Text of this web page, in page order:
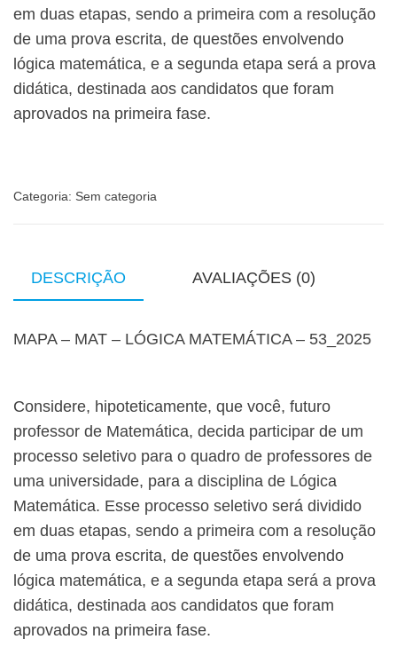
em duas etapas, sendo a primeira com a resolução
de uma prova escrita, de questões envolvendo
lógica matemática, e a segunda etapa será a prova
didática, destinada aos candidatos que foram
aprovados na primeira fase.
Categoria: Sem categoria
DESCRIÇÃO AVALIAÇÕES (0)
MAPA – MAT – LÓGICA MATEMÁTICA – 53_2025
Considere, hipoteticamente, que você, futuro
professor de Matemática, decida participar de um
processo seletivo para o quadro de professores de
uma universidade, para a disciplina de Lógica
Matemática. Esse processo seletivo será dividido
em duas etapas, sendo a primeira com a resolução
de uma prova escrita, de questões envolvendo
lógica matemática, e a segunda etapa será a prova
didática, destinada aos candidatos que foram
aprovados na primeira fase.